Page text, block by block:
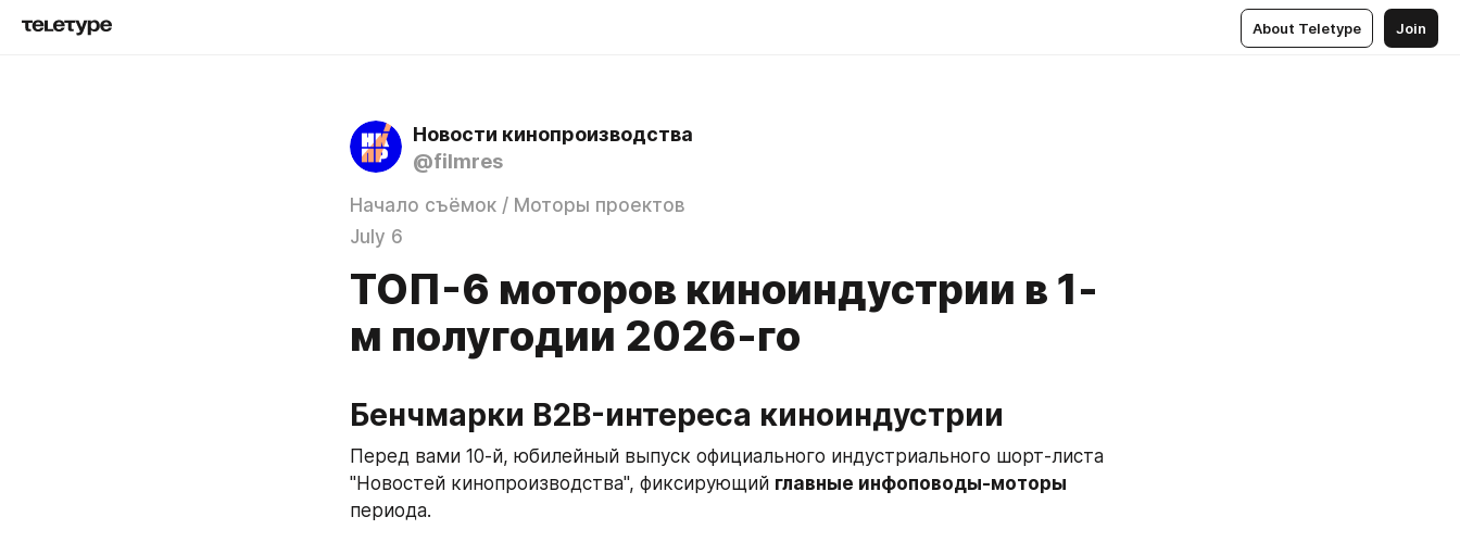
About Teletype Join
Новости кинопроизводства
@filmres
Начало съёмок / Моторы проектов
July 6
ТОП-6 моторов киноиндустрии в 1-
м полугодии 2026-го
Бенчмарки B2B-интереса киноиндустрии
Перед вами 10-й, юбилейный выпуск официального индустриального шорт-листа
"Новостей кинопроизводства", фиксирующий главные инфоповоды-моторы
периода.